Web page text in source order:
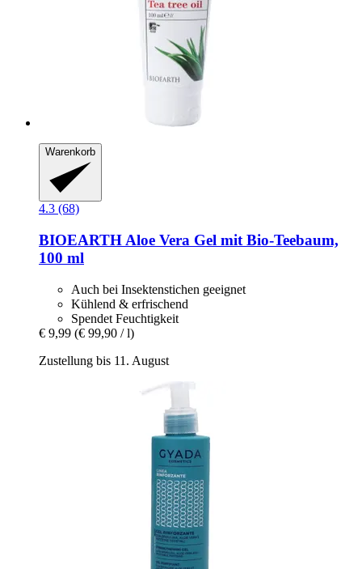
Warenkorb
4.3 (68)
BIOEARTH Aloe Vera Gel mit Bio-​Teebaum,
100 ml
Auch bei Insektenstichen geeignet
Kühlend & erfrischend
Spendet Feuchtigkeit
€ 9,99 (€ 99,90 / l)
Zustellung bis 11. August